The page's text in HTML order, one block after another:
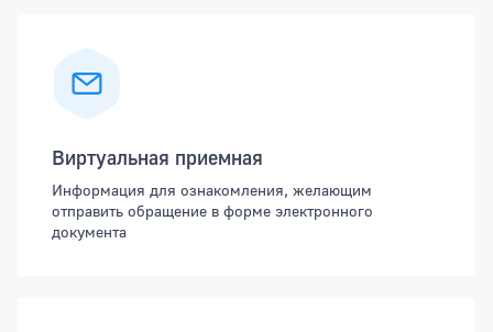
Виртуальная приемная
Информация для ознакомления, желающим
отправить обращение в форме электронного
документа